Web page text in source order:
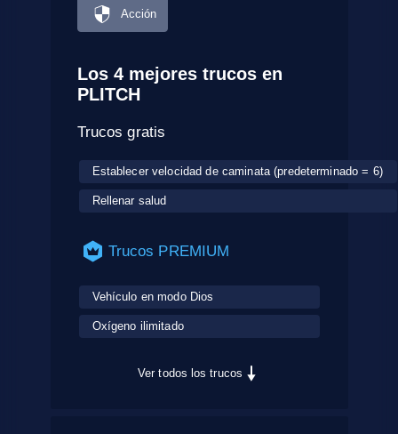
Acción
Los 4 mejores trucos en
PLITCH
Trucos gratis
Establecer velocidad de caminata (predeterminado = 6)
Rellenar salud
Trucos PREMIUM
Vehículo en modo Dios
Oxígeno ilimitado
Ver todos los trucos